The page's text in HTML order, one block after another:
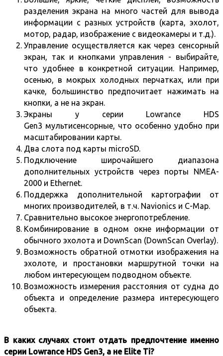
разделения экрана на много частей для вывода
информации с разных устройств (карта, эхолот,
мотор, радар, изображение с видеокамеры и т.д.).
Управление осуществляется как через сенсорный
экран, так и кнопками управления - выбирайте,
что удобнее в конкретной ситуации. Например,
осенью, в мокрых холодных перчатках, или при
качке, большинство предпочитает нажимать на
кнопки, а не на экран.
Экраны у серии Lowrance HDS
Gen3 мультисенсорные, что особенно удобно при
масштабировании карты.
Два слота под карты microSD.
Подключение широчайшего диапазона
дополнительных устройств через порты NMEA-
2000 и Ethernet.
Поддержка дополнительной картографии от
многих производителей, в т.ч. Navionics и C-Map.
Сравнительно высокое энергопотребление.
Комбинирование в одном окне информации от
обычного эхолота и DownScan (DownScan Overlay).
Возможность обратной отмотки изображения на
эхолоте, и простановки маршрутной точки на
любом интересующем подводном объекте.
Возможность измерения расстояния от судна до
объекта и определение размера интересующего
объекта.
В каких случаях стоит отдать предпочтение именно
серии Lowrance HDS Gen3, а не Elite Ti?